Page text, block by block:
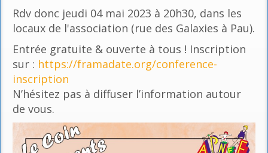
Rdv donc jeudi 04 mai 2023 à 20h30, dans les
locaux de l'association (rue des Galaxies à Pau).
Entrée gratuite & ouverte à tous ! Inscription
sur : https://framadate.org/conference-
inscription
N’hésitez pas à diffuser l’information autour
de vous.